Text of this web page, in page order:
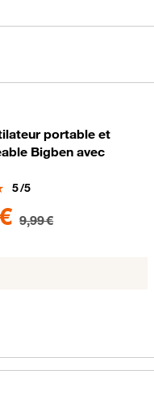
portable et
Bigben avec
Note
5/5
9,99 €